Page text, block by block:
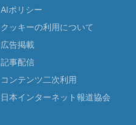
AIポリシー
クッキーの利用について
広告掲載
記事配信
コンテンツ二次利用
日本インターネット報道協会